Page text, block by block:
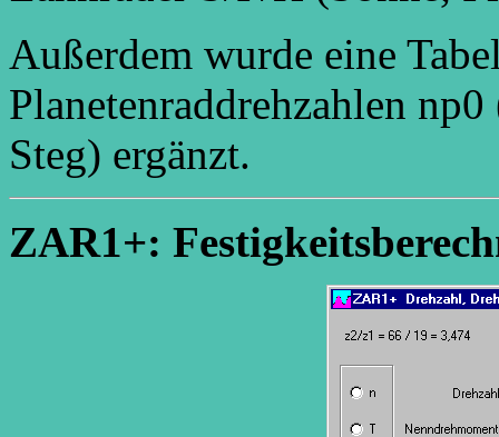
Außerdem wurde eine
Planetenraddrehzahlen
Steg) ergänzt.
ZAR1+: